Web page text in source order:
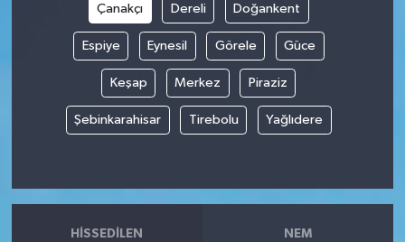
Çanakçı Dereli Doğankent
Espiye Eynesil Görele Güce
Keşap Merkez Piraziz
Şebinkarahisar Tirebolu Yağlıdere
HISSEDILEN NEM